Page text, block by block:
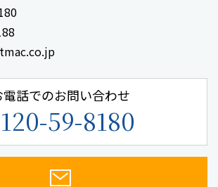
電話でのお問い合わせ
59-8180